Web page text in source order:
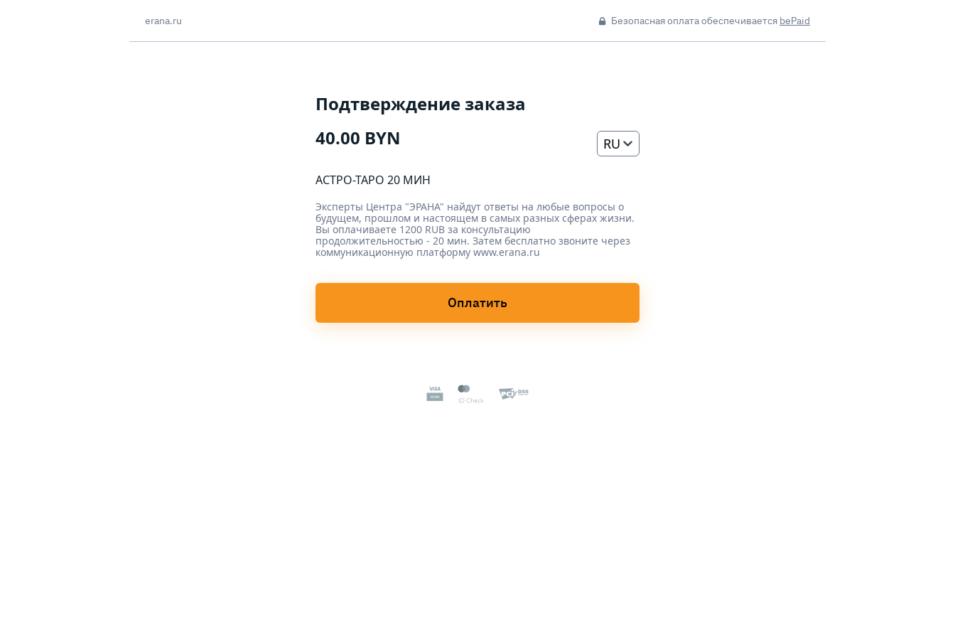
erana.ru Безопасная оплата обеспечивается bePaid
Подтверждение заказа
40.00 BYN
RU
АСТРО-ТАРО 20 МИН
Эксперты Центра "ЭРАНА" найдут ответы на любые вопросы о
будущем, прошлом и настоящем в самых разных сферах жизни.
Вы оплачиваете 1200 RUB за консультацию
продолжительностью - 20 мин. Затем бесплатно звоните через
коммуникационную платформу www.erana.ru
Оплатить